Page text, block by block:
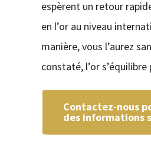
espèrent un retour
en l’or au niveau
manière, vous l’aurez
constaté, l’or s’équilibre
Contactez-nous
des informations